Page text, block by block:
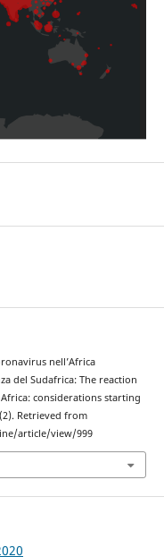
nell’Africa
del Sudafrica: The reaction
considerations starting
Retrieved from
article/view/999